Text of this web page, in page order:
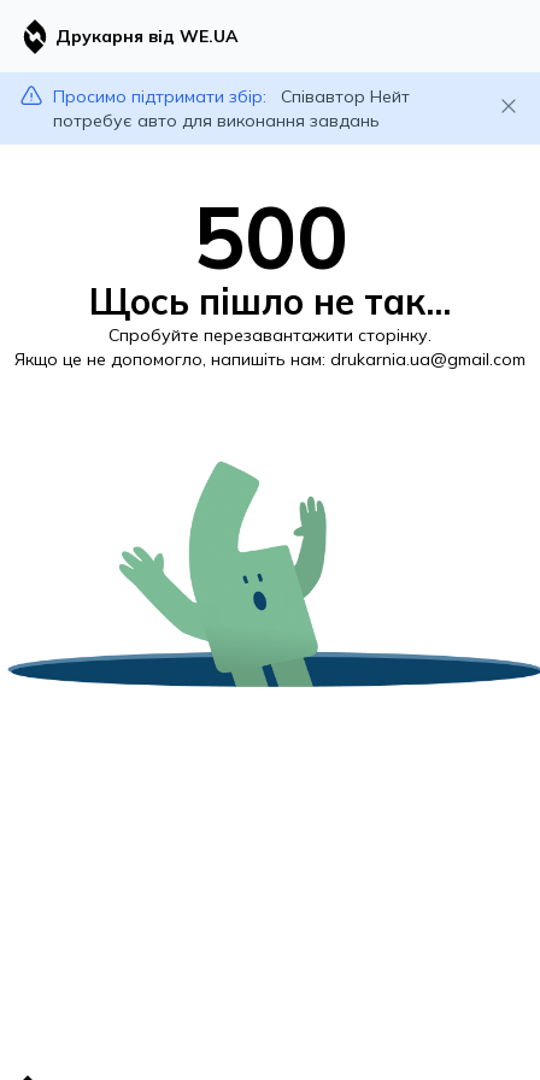
Друкарня від WE.UA
Просимо підтримати збір:
Співавтор Нейт
потребує авто для виконання завдань
500
Щось пішло не так...
Спробуйте перезавантажити сторінку.
Якщо це не допомогло, напишіть нам: drukarnia.ua@gmail.com